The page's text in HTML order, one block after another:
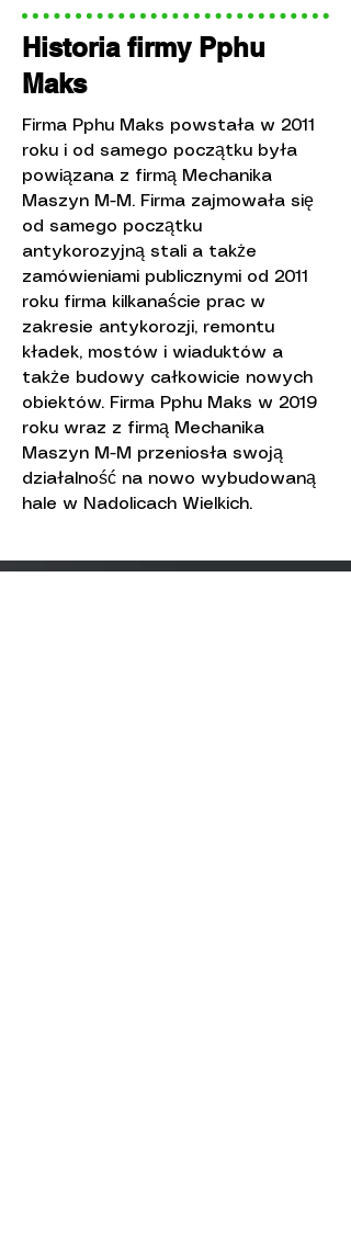
Historia firmy Pphu
Maks
Firma Pphu Maks powstała w 2011
roku i od samego początku była
powiązana z firmą Mechanika
Maszyn M-M. Firma zajmowała się
od samego początku
antykorozyjną stali a także
zamówieniami publicznymi od 2011
roku firma kilkanaście prac w
zakresie antykorozji, remontu
kładek, mostów i wiaduktów a
także budowy całkowicie nowych
obiektów. Firma Pphu Maks w 2019
roku wraz z firmą Mechanika
Maszyn M-M przeniosła swoją
działalność na nowo wybudowaną
hale w Nadolicach Wielkich.